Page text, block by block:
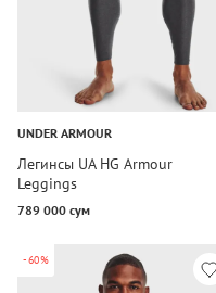
UNDER ARMOUR
Легинсы UA HG Armour
Leggings
789 000 сум
-60%